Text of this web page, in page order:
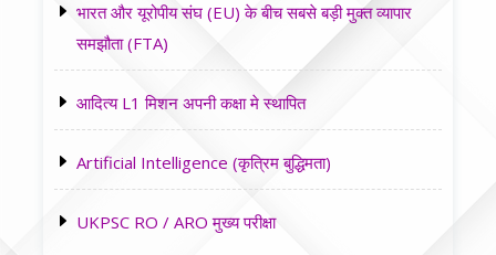
भारत और यूरोपीय संघ (EU) के बीच सबसे बड़ी मुक्त व्यापार
समझौता (FTA)
आदित्य L1 मिशन अपनी कक्षा मे स्थापित
Artificial Intelligence (कृत्रिम बुद्धिमता)
UKPSC RO / ARO मुख्य परीक्षा